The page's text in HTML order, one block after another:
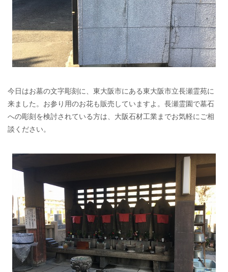
今日はお墓の文字彫刻に、東大阪市にある東大阪市立長瀬霊苑に
来ました。お参り用のお花も販売していますよ。長瀬霊園で墓石
への彫刻を検討されている方は、大阪石材工業までお気軽にご相
談ください。